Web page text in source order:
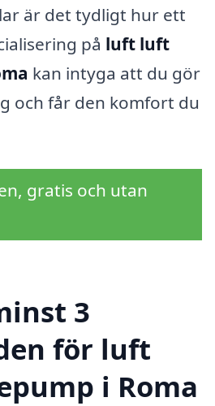
är det tydligt hur ett
på luft luft
kan intyga att du gör
och får den komfort du
gratis och utan
3
för luft
i Roma